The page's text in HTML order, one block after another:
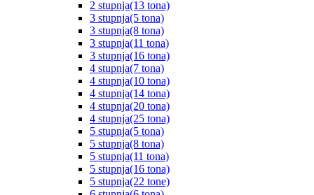
2 stupnja(13 tona)
3 stupnja(5 tona)
3 stupnja(8 tona)
3 stupnja(11 tona)
3 stupnja(16 tona)
4 stupnja(7 tona)
4 stupnja(10 tona)
4 stupnja(14 tona)
4 stupnja(20 tona)
4 stupnja(25 tona)
5 stupnja(5 tona)
5 stupnja(8 tona)
5 stupnja(11 tona)
5 stupnja(16 tona)
5 stupnja(22 tone)